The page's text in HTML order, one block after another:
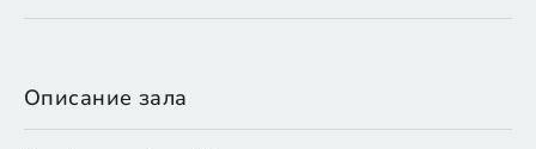
Описание зала